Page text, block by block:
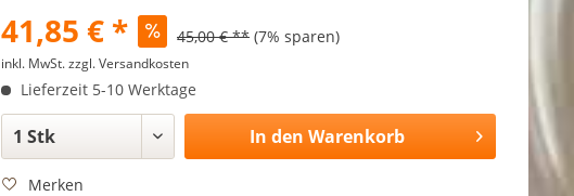
41,85 € * 45,00 € ** (7% sparen)
inkl. MwSt.zzgl. Versandkosten
Lieferzeit 5-10 Werktage
In den Warenkorb
Merken